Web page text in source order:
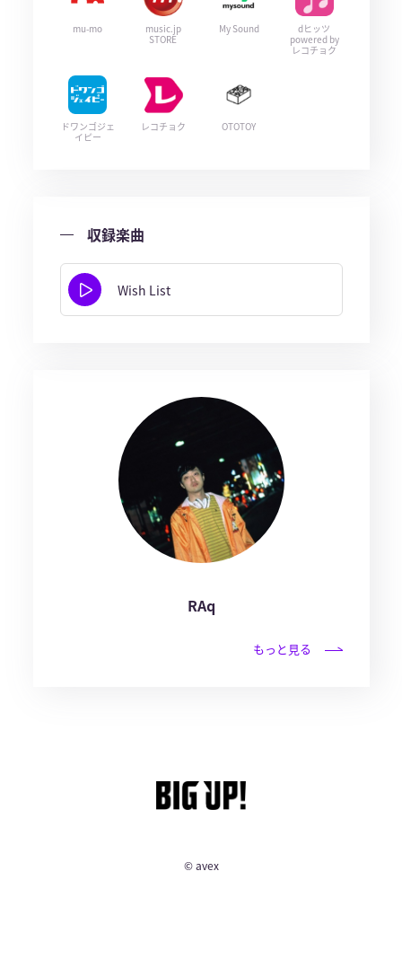
mu-mo
music.jp
STORE
My Sound
dヒッツ
powered by
レコチョク
ドワンゴジェ
イピー
レコチョク OTOTOY
収録楽曲
Wish List
RAq
もっと見る
© avex